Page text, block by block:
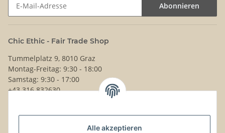
Alle akzeptieren
Abonnieren
Chic Ethic - Fair Trade Shop
Tummelplatz 9, 8010 Graz
Montag-Freitag: 9:30 - 18:00
Samstag: 9:30 - 17:00
+43 316 832630